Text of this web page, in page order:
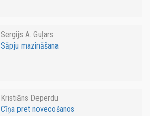
Sergijs A. Guļars
Sāpju mazināšana
Kristiāns Deperdu
Cīņa pret novecošanos